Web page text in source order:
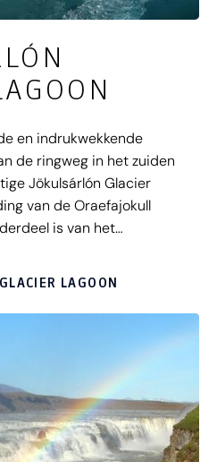
en indrukwekkende
de ringweg in het zuiden
Jökulsárlón Glacier
van de Oraefajokull
is van het
het water van de gletsjer.
contrasteert met de
met daarin de
voor je ogen de zee
op Diamond
op je rondreis
LAGOON